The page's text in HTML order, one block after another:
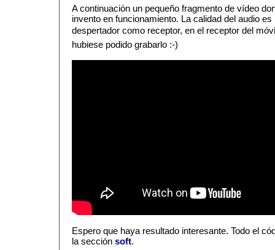
A continuación un pequeño fragmento de vídeo
invento en funcionamiento. La calidad del audio
despertador como receptor, en el receptor del
hubiese podido grabarlo :-)
Espero que haya resultado interesante. Todo el
la sección soft.